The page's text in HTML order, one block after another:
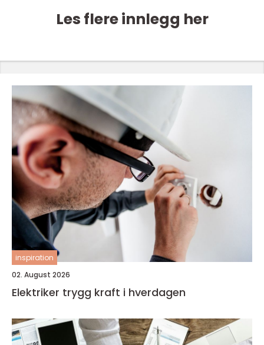
Les flere innlegg her
inspiration
02. August 2026
Elektriker trygg kraft i hverdagen